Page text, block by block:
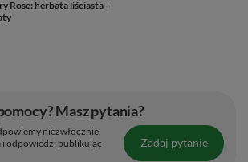
herbatę Mary Rose Oolong?
naparu:
Rose: herbata liściasta +
Masz pytania?
niezwłocznie,
i odpowiedzi publikując
Zadaj pytanie